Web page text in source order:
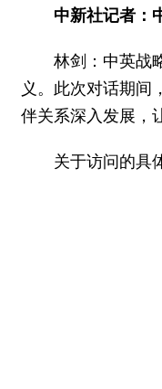
中新社记者：
林剑：中英战
义。此次对话期间
伴关系深入发展，
关于访问的具